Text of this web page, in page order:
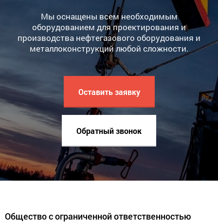
Мы оснащены всем необходимым
оборудованием для проектирования и
производства нефтегазового оборудования и
металлоконструкций любой сложности.
Оставить заявку
Обратный звонок
Общество с ограниченной ответственностью